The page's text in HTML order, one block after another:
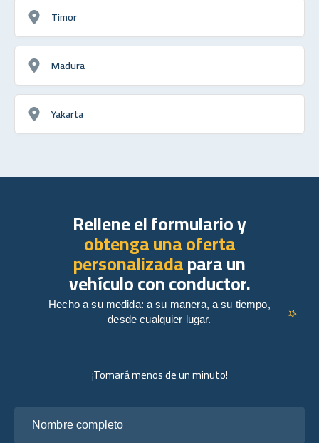
Timor
Madura
Yakarta
¡Tomará menos de un minuto!
Rellene el formulario y
obtenga una oferta
personalizadapara un
vehículo con conductor.
Hecho a su medida: a su manera, a su tiempo,
desde cualquier lugar.